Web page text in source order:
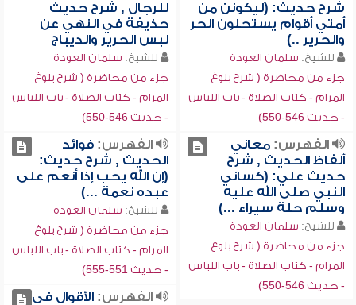
شرح حديث: (ليكونن من
أمتي أقوام يستحلون الحر
والحرير ..)
للشيخ: سلمان العودة
جزء من محاضرة ( شرح بلوغ
المرام - كتاب الصلاة - باب اللباس
- حديث 546-550)
للرجال , شرح حديث
حذيفة في النهي عن
لبس الحرير والديباج
للشيخ: سلمان العودة
جزء من محاضرة ( شرح بلوغ
المرام - كتاب الصلاة - باب اللباس
- حديث 546-550)
الفهرس:معاني
ألفاظ الحديث , شرح
حديث علي: (كساني
النبي صلى الله عليه
وسلم حلة سيراء ...)
للشيخ: سلمان العودة
جزء من محاضرة ( شرح بلوغ
المرام - كتاب الصلاة - باب اللباس
- حديث 546-550)
الفهرس:فوائد
الحديث , شرح حديث:
(إن الله يحب إذا أنعم على
عبده نعمة ...)
للشيخ: سلمان العودة
جزء من محاضرة ( شرح بلوغ
المرام - كتاب الصلاة - باب اللباس
- حديث 551-555)
الفهرس:الأقوال في